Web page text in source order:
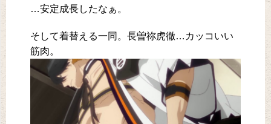
…安定成長したなぁ。
そして着替える一同。長曽祢虎徹…カッコいい
筋肉。